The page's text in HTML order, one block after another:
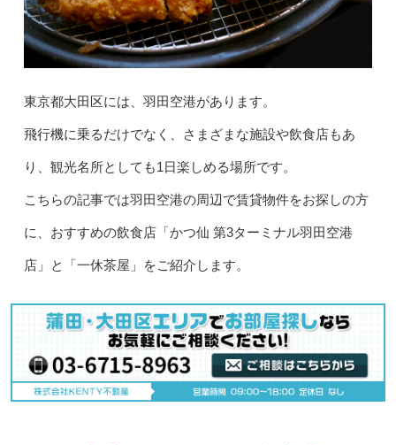
東京都大田区には、羽田空港があります。
飛行機に乗るだけでなく、さまざまな施設や飲食店もあ
り、観光名所としても1日楽しめる場所です。
こちらの記事では羽田空港の周辺で賃貸物件をお探しの方
に、おすすめの飲食店「かつ仙 第3ターミナル羽田空港
店」と「一休茶屋」をご紹介します。